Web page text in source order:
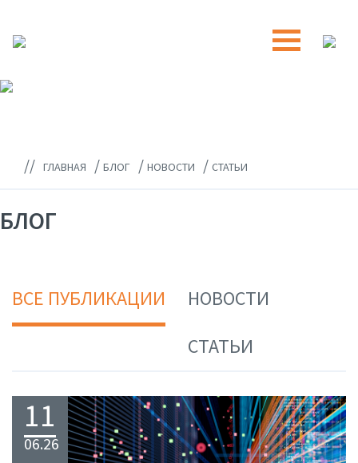
// ГЛАВНАЯ / БЛОГ / НОВОСТИ / СТАТЬИ
БЛОГ
ВСЕ ПУБЛИКАЦИИ
НОВОСТИ
СТАТЬИ
11
06.26